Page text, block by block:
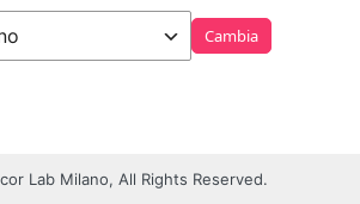
Lab Milano, All Rights Reserved.